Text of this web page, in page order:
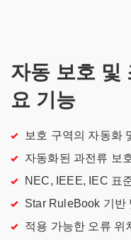
자동 보호 및
요 기능
보호 구역의 자동화
자동화된 과전류 보
NEC, IEEE, IEC 표
Star RuleBook 기
적용 가능한 오류 위